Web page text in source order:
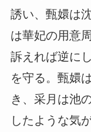
誘い、甄嬛は
は華妃の用意
訴えれば逆に
を守る。甄嬛
き、采月は池
したような気